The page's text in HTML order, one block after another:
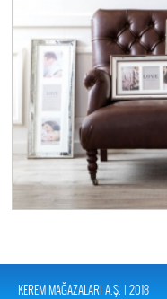
KEREM MAĞAZALARI A.Ş. | 2018